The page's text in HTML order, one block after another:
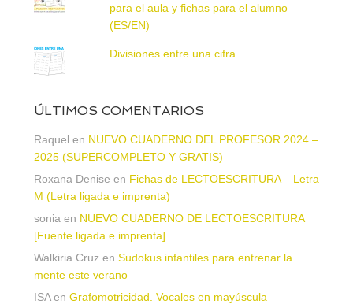
para el aula y fichas para el alumno
(ES/EN)
Divisiones entre una cifra
ÚLTIMOS COMENTARIOS
Raquel en NUEVO CUADERNO DEL PROFESOR 2024 –
2025 (SUPERCOMPLETO Y GRATIS)
Roxana Denise en Fichas de LECTOESCRITURA – Letra
M (Letra ligada e imprenta)
sonia en NUEVO CUADERNO DE LECTOESCRITURA
[Fuente ligada e imprenta]
Walkiria Cruz en Sudokus infantiles para entrenar la
mente este verano
ISAen Grafomotricidad. Vocales en mayúscula